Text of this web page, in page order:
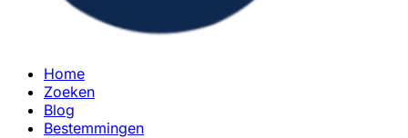
Home
Zoeken
Blog
Bestemmingen